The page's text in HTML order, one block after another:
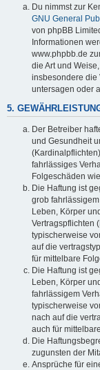
Du nimmst zur
GNU General
von phpBB
Informationen
www.phpbb.de
die Art und
insbesondere die
untersagen oder
5.
Der Betreiber
und Gesundheit
fahrlässiges
Folgeschäden
Die Haftung ist
grob
Leben, Körper
Vertragspflichten
typischerweise
auf die
für mittelbare
Die Haftung ist
Leben, Körper
fahrlässigem
typischerweise
nach auf die
auch für
Die
zugunsten der
Ansprüche für